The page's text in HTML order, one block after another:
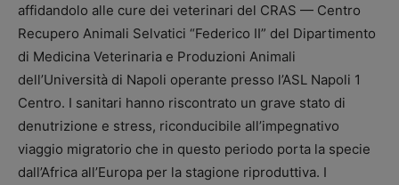
affidandolo alle cure dei veterinari del CRAS — Centro
Recupero Animali Selvatici “Federico II” del Dipartimento
di Medicina Veterinaria e Produzioni Animali
dell’Università di Napoli operante presso l’ASL Napoli 1
Centro. I sanitari hanno riscontrato un grave stato di
denutrizione e stress, riconducibile all’impegnativo
viaggio migratorio che in questo periodo porta la specie
dall’Africa all’Europa per la stagione riproduttiva. I